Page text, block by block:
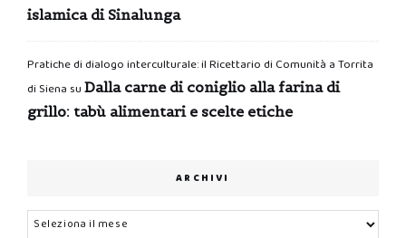
islamica di Sinalunga
Pratiche di dialogo interculturale: il Ricettario di Comunità a Torrita
di Siena su Dalla carne di coniglio alla farina di
grillo: tabù alimentari e scelte etiche
ARCHIVI
Archivi